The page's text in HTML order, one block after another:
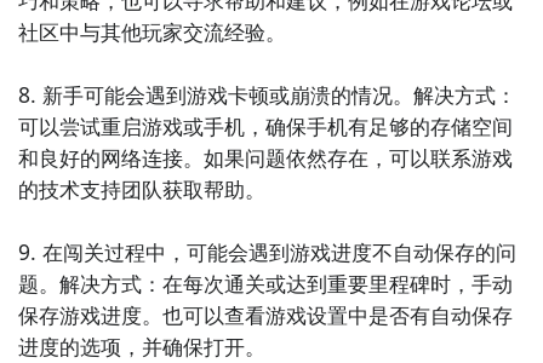
社区中与其他玩家交流经验。
8. 新手可能会遇到游戏卡顿或崩溃的情况。解决方式：
可以尝试重启游戏或手机，确保手机有足够的存储空间
和良好的网络连接。如果问题依然存在，可以联系游戏
的技术支持团队获取帮助。
9. 在闯关过程中，可能会遇到游戏进度不自动保存的问
题。解决方式：在每次通关或达到重要里程碑时，手动
保存游戏进度。也可以查看游戏设置中是否有自动保存
进度的选项，并确保打开。